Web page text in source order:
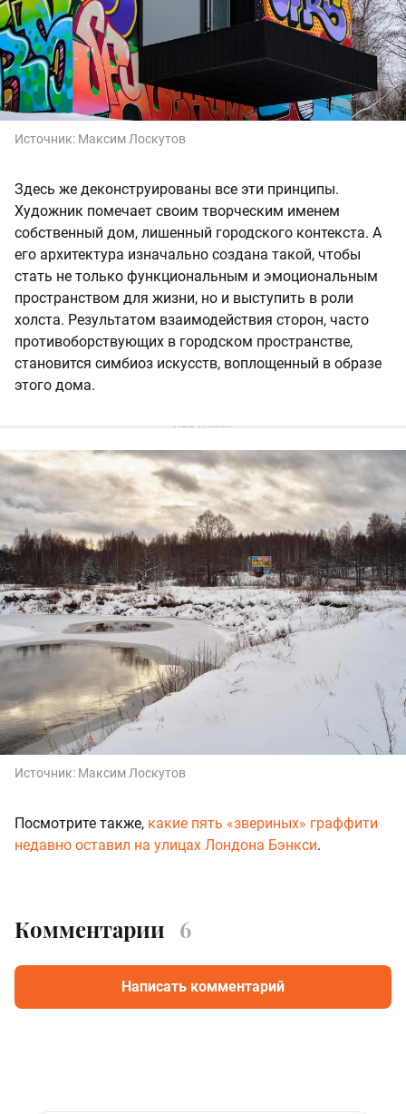
Источник: Максим Лоскутов
Здесь же деконструированы все эти принципы.
Художник помечает своим творческим именем
собственный дом, лишенный городского контекста. А
его архитектура изначально создана такой, чтобы
стать не только функциональным и эмоциональным
пространством для жизни, но и выступить в роли
холста. Результатом взаимодействия сторон, часто
противоборствующих в городском пространстве,
становится симбиоз искусств, воплощенный в образе
этого дома.
Источник: Максим Лоскутов
Посмотрите также, какие пять «звериных» граффити
недавно оставил на улицах Лондона Бэнкси.
Комментарии 6
Написать комментарий